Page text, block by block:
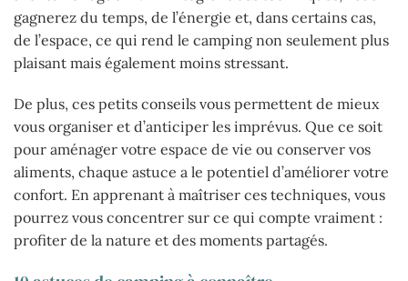
gagnerez du temps, de l’énergie et, dans certains cas,
de l’espace, ce qui rend le camping non seulement plus
plaisant mais également moins stressant.
De plus, ces petits conseils vous permettent de mieux
vous organiser et d’anticiper les imprévus. Que ce soit
pour aménager votre espace de vie ou conserver vos
aliments, chaque astuce a le potentiel d’améliorer votre
confort. En apprenant à maîtriser ces techniques, vous
pourrez vous concentrer sur ce qui compte vraiment :
profiter de la nature et des moments partagés.